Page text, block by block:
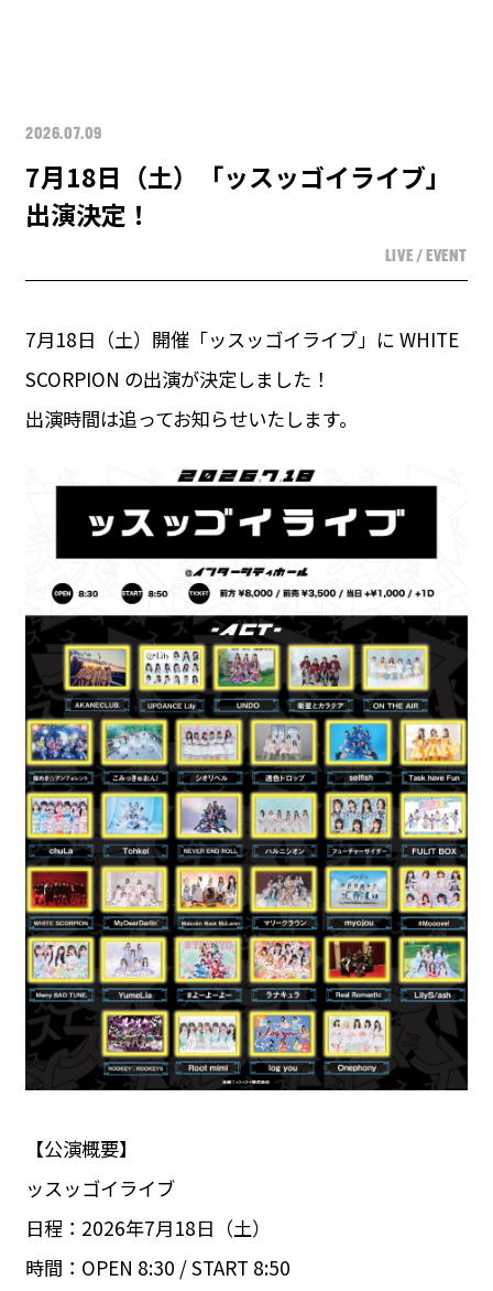
2026.07.09
7月18日（土）「ッスッゴイライブ」
出演決定！
LIVE / EVENT
7月18日（土）開催「ッスッゴイライブ」に WHITE
SCORPION の出演が決定しました！
出演時間は追ってお知らせいたします。
【公演概要】
ッスッゴイライブ
日程：2026年7月18日（土）
時間：OPEN 8:30 / START 8:50